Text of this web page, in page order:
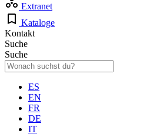
Extranet
Kataloge
Kontakt
Suche
Suche
ES
EN
FR
DE
IT